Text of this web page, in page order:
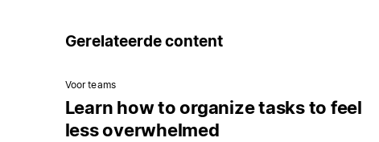
Gerelateerde content
Voor teams
Learn how to organize tasks to feel
less overwhelmed